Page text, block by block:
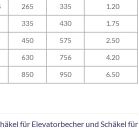
265 335
1.20
335 430
1.75
450 575
2.50
630 756
4.20
850 950 6.50
für Elevatorbecher und Schäkel für